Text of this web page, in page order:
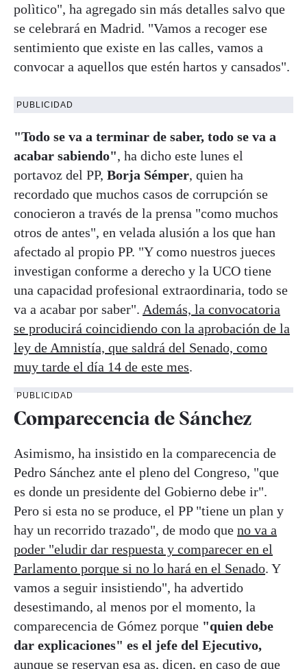
polìtico", ha agregado sin más detalles salvo que
se celebrará en Madrid. "Vamos a recoger ese
sentimiento que existe en las calles, vamos a
convocar a aquellos que estén hartos y cansados".
PUBLICIDAD
"Todo se va a terminar de saber, todo se va a
acabar sabiendo", ha dicho este lunes el
portavoz del PP, Borja Sémper, quien ha
recordado que muchos casos de corrupción se
conocieron a través de la prensa "como muchos
otros de antes", en velada alusión a los que han
afectado al propio PP. "Y como nuestros jueces
investigan conforme a derecho y la UCO tiene
una capacidad profesional extraordinaria, todo se
va a acabar por saber". Además, la convocatoria
se producirá coincidiendo con la aprobación de la
ley de Amnistía, que saldrá del Senado, como
muy tarde el día 14 de este mes.
PUBLICIDAD
Comparecencia de Sánchez
Asimismo, ha insistido en la comparecencia de
Pedro Sánchez ante el pleno del Congreso, "que
es donde un presidente del Gobierno debe ir".
Pero si esta no se produce, el PP "tiene un plan y
hay un recorrido trazado", de modo que no va a
poder "eludir dar respuesta y comparecer en el
Parlamento porque si no lo hará en el Senado. Y
vamos a seguir insistiendo", ha advertido
desestimando, al menos por el momento, la
comparecencia de Gómez porque "quien debe
dar explicaciones" es el jefe del Ejecutivo,
aunque se reservan esa as, dicen, en caso de que